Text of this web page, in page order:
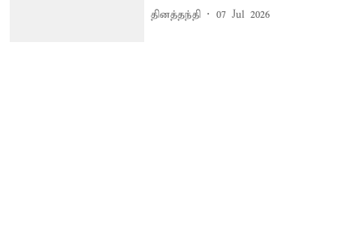
தினத்தந்தி 07 Jul 2026